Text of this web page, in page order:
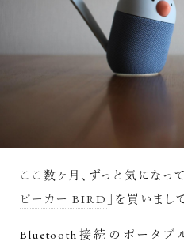
ここ数ヶ月、ずっと気になっ
ピーカー BIRD 」を買いまし
Bluetooth接続のポータブ